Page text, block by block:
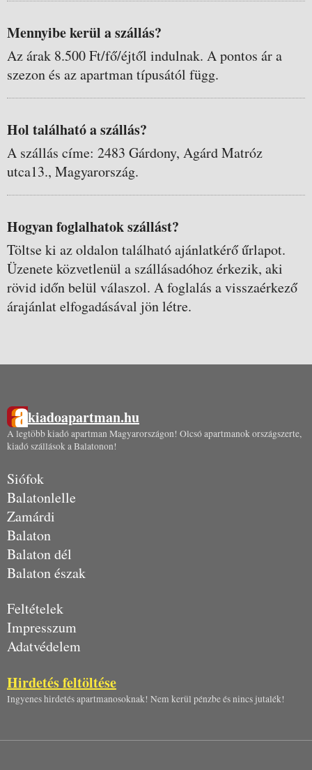
Mennyibe kerül a szállás?
Az árak 8.500 Ft/fő/éjtől indulnak. A pontos ár a
szezon és az apartman típusától függ.
Hol található a szállás?
A szállás címe: 2483 Gárdony, Agárd Matróz
utca13., Magyarország.
Hogyan foglalhatok szállást?
Töltse ki az oldalon található ajánlatkérő űrlapot.
Üzenete közvetlenül a szállásadóhoz érkezik, aki
rövid időn belül válaszol. A foglalás a visszaérkező
árajánlat elfogadásával jön létre.
kiadoapartman.hu
A legtöbb kiadó apartman Magyarországon! Olcsó apartmanok országszerte,
kiadó szállások a Balatonon!
Siófok
Balatonlelle
Zamárdi
Balaton
Balaton dél
Balaton észak
Feltételek
Impresszum
Adatvédelem
Hirdetés feltöltése
Ingyenes hirdetés apartmanosoknak! Nem kerül pénzbe és nincs jutalék!